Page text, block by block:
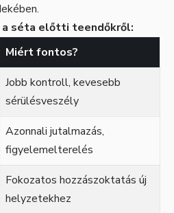
a séta előtti teendőkről:
Miért fontos?
Jobb kontroll, kevesebb
sérülésveszély
Azonnali jutalmazás,
figyelemelterelés
Fokozatos hozzászoktatás új
helyzetekhez